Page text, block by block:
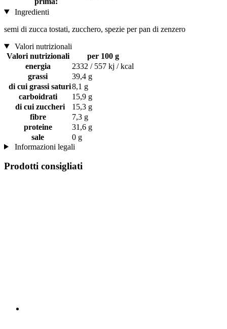
Ingredienti
semi di zucca tostati, zucchero, spezie per pan di zenzero
Valori nutrizionali
Valori nutrizionali
per 100 g
energia
2332 / 557 kj / kcal
grassi
39,4 g
di cui grassi saturi8,1 g
carboidrati
15,9 g
di cui zuccheri
15,3 g
fibre
7,3 g
proteine
31,6 g
sale
0 g
Informazioni legali
Prodotti consigliati